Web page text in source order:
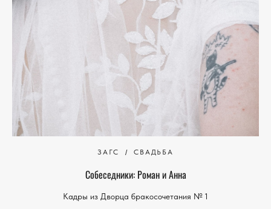
ЗАГС СВАДЬБА
Собеседники: Роман и Анна
Кадры из Дворца бракосочетания № 1